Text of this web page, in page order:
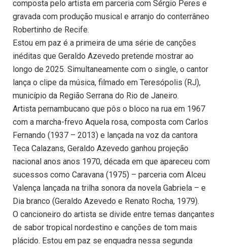
composta pelo artista em parceria com Sérgio Peres e
gravada com produção musical e arranjo do conterrâneo
Robertinho de Recife.
Estou em paz é a primeira de uma série de canções
inéditas que Geraldo Azevedo pretende mostrar ao
longo de 2025. Simultaneamente com o single, o cantor
lança o clipe da música, filmado em Teresópolis (RJ),
município da Região Serrana do Rio de Janeiro.
Artista pernambucano que pôs o bloco na rua em 1967
com a marcha-frevo Aquela rosa, composta com Carlos
Fernando (1937 – 2013) e lançada na voz da cantora
Teca Calazans, Geraldo Azevedo ganhou projeção
nacional anos anos 1970, década em que apareceu com
sucessos como Caravana (1975) – parceria com Alceu
Valença lançada na trilha sonora da novela Gabriela – e
Dia branco (Geraldo Azevedo e Renato Rocha, 1979).
O cancioneiro do artista se divide entre temas dançantes
de sabor tropical nordestino e canções de tom mais
plácido. Estou em paz se enquadra nessa segunda